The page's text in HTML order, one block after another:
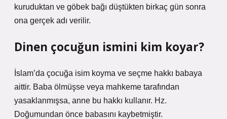
kuruduktan ve göbek bağı düştükten birkaç gün sonra
ona gerçek adı verilir.
Dinen çocuğun ismini kim koyar?
İslam’da çocuğa isim koyma ve seçme hakkı babaya
aittir. Baba ölmüşse veya mahkeme tarafından
yasaklanmışsa, anne bu hakkı kullanır. Hz.
Doğumundan önce babasını kaybetmiştir.